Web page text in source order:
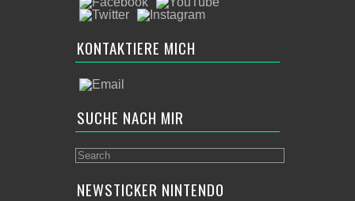
KONTAKTIERE MICH
SUCHE NACH MIR
NEWSTICKER NINTENDO